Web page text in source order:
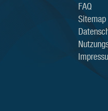
FAQ
Sitemap